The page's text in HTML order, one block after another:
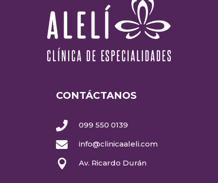
CONTÁCTANOS
 099 550 0139
 info@clinicaaleli.com
 Av. Ricardo Durán